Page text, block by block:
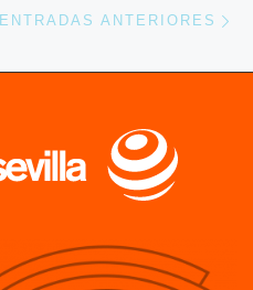
ENTRADAS ANTERIORES